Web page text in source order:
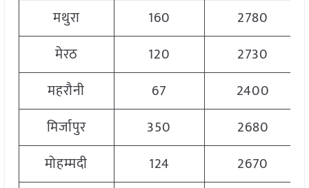
मथुरा
160
2780
मेरठ
120
2730
महरौनी
67
2400
मिर्जापुर
350
2680
मोहम्मदी
124
2670